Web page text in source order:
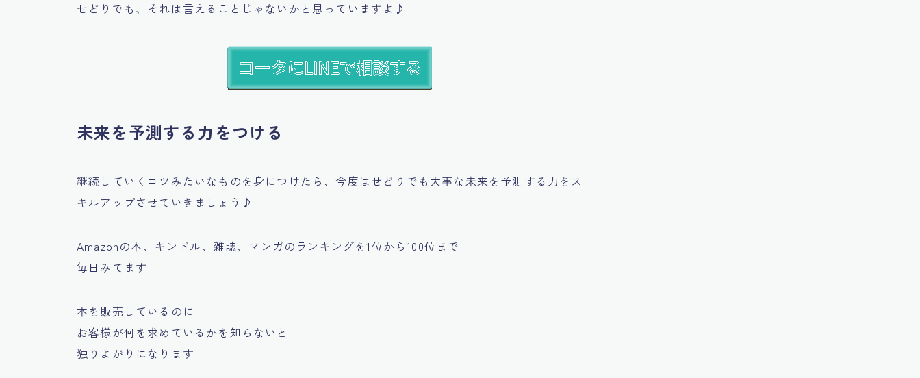
せどりでも、それは言えることじゃないかと思っていますよ♪
未来を予測する力をつける
継続していくコツみたいなものを身につけたら、今度はせどりでも大事な未来を予測する力をス
キルアップさせていきましょう♪
Amazonの本、キンドル、雑誌、マンガのランキングを1位から100位まで
毎日みてます
本を販売しているのに
お客様が何を求めているかを知らないと
独りよがりになります